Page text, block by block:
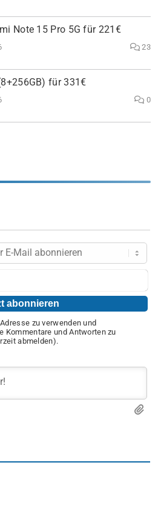
Note 15 Pro 5G für 221€
23
für 331€
0
zu verwenden und
Kommentare und Antworten zu
abmelden).